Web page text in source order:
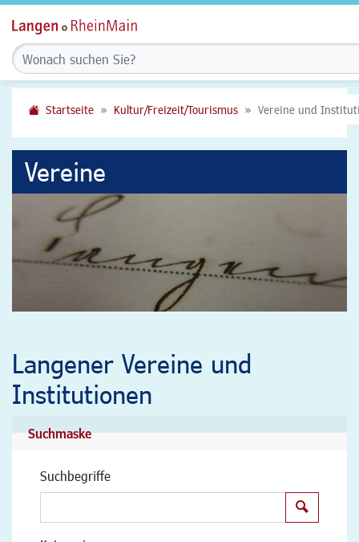
Startseite Kultur/Freizeit/Tourismus Vereine und
Vereine
Langener Vereine und
Institutionen
Suchmaske
Suchbegriffe